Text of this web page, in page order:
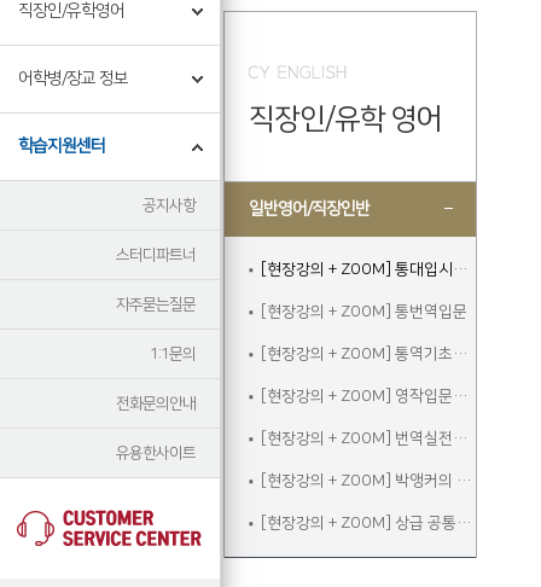
직장인/유학영어
어학병/장교 정보
학습지원센터
공지사항
스터디파트너
자주묻는질문
1:1문의
전화문의안내
유용한사이트
기
정
직장인/유학 영어
일반영어/직장인반
[현장강의 + ZOOM] 통대입시입문
[현장강의 + ZOOM] 통번역입문
[현장강의 + ZOOM] 통역기초주말
[현장강의 + ZOOM] 영작입문주말
[현장강의 + ZOOM] 번역실전주말
[현장강의 + ZOOM] 박앵커의 청취&스피킹 주말
[현장강의 + ZOOM] 상급 공통어휘 속성반